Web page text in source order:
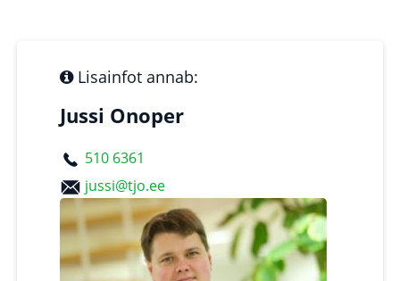
Lisainfot annab:
Jussi Onoper
510 6361
jussi@tjo.ee